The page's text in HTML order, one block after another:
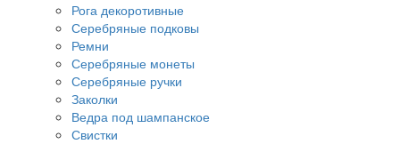
Рога декоротивные
Серебряные подковы
Ремни
Серебряные монеты
Серебряные ручки
Заколки
Ведра под шампанское
Свистки